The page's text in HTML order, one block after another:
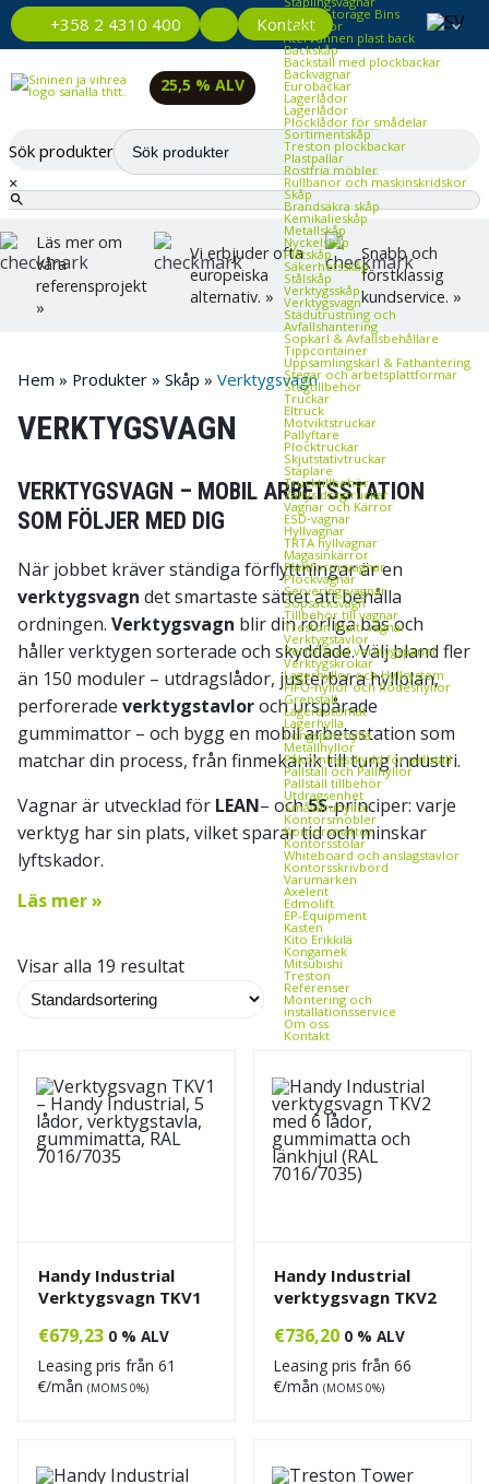
+358 2 4310 400 KontaktPlastic Storage Bins
Plastlådor
Återvunnen plast back
Backskåp
Backställ med plockbackar
Backvagnar
Eurobackar
Lagerlådor
Lagerlådor
Plocklådor för smådelar
Sortimentskåp
Treston plockbackar
Plastpallar
Rostfria möbler
Rullbanor och maskinskridskor
Skåp
Brandsäkra skåp
Kemikalieskåp
Metallskåp
Nyckelskåp
Plåtskåp
Säkerhetsskåp
Stålskåp
Verktygsskåp
Verktygsvagn
Städutrustning och
Avfallshantering
Sopkärl & Avfallsbehållare
Tippcontainer
Uppsamlingskärl & Fathantering
Stegar och arbetsplattformar
Stegtillbehör
Truckar
Eltruck
Motviktstruckar
Pallyftare
Plocktruckar
Skjutstativtruckar
Staplare
Trucktillbehör
Zallys dragtruckar
Vagnar och Kärror
ESD‑vagnar
Hyllvagnar
TRTA hyllvagnar
Magasinkärror
Plattformsvagnar
Plockvagnar
Serveringsvagnar
Sopsäcksvagn
Tillbehör till vagnar
Treston Multi vagnar
Verktygstavlor
Perforerad verktygspanel
Verktygskrokar
Lagerhyllor och Hyllsystem
FIFO‑hyllor och flödeshyllor
Grenställ
Lagerautomat
Lagerhylla
Longspan hylla
Metallhyllor
Påkörningsskydd för pallställ
Pallställ och Pallhyllor
Pallställ tillbehör
Utdragsenhet
Småvaruhyllor
Kontorsmöbler
Kontorsmattor
Kontorsstolar
Whiteboard och anslagstavlor
Kontorsskrivbord
Varumärken
Axelent
Edmolift
EP-Equipment
Kasten
Kito Erikkilä
Kongamek
Mitsubishi
Treston
Referenser
Montering och
installationsservice
Om oss
Kontakt
25,5 % ALV
Sök produkter
×
Läs mer om
våra
referensprojekt
»
Vi erbjuder ofta
europeiska
alternativ. »
Snabb och
förstklassig
kundservice. »
Hem » Produkter » Skåp » Verktygsvagn
VERKTYGSVAGN
VERKTYGSVAGN – MOBIL ARBETSSTATION
SOM FÖLJER MED DIG
När jobbet kräver ständiga förflyttningar är en
verktygsvagn det smartaste sättet att behålla
ordningen. Verktygsvagn blir din rörliga bas och
håller verktygen sorterade och skyddade. Välj bland fler
än 150 moduler – utdragslådor, justerbara hyllplan,
perforerade verktygstavloroch urspårade
gummimattor – och bygg en mobil arbetsstation som
matchar din process, från finmekanik till tung industri.
Vagnar är utvecklad för LEAN– och5S-principer: varje
verktyg har sin plats, vilket sparar tid och minskar
lyftskador.
Läs mer »
Visar alla 19 resultat
Handy Industrial
Verktygsvagn TKV1
€679,23 0 % ALV
Leasing pris från 61
€/mån (MOMS 0%)
Handy Industrial
verktygsvagn TKV2
€736,20 0 % ALV
Leasing pris från 66
€/mån (MOMS 0%)